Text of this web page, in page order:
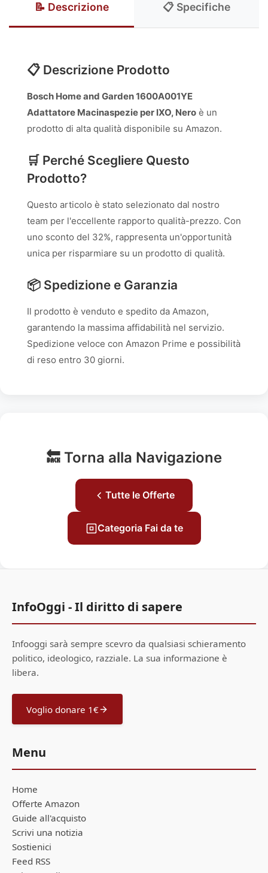
📝 Descrizione 📋 Specifiche
📋 Descrizione Prodotto
Bosch Home and Garden 1600A001YE
Adattatore Macinaspezie per IXO, Nero è un
prodotto di alta qualità disponibile su Amazon.
🛒 Perché Scegliere Questo
Prodotto?
Questo articolo è stato selezionato dal nostro
team per l'eccellente rapporto qualità-prezzo. Con
uno sconto del 32%, rappresenta un'opportunità
unica per risparmiare su un prodotto di qualità.
📦 Spedizione e Garanzia
Il prodotto è venduto e spedito da Amazon,
garantendo la massima affidabilità nel servizio.
Spedizione veloce con Amazon Prime e possibilità
di reso entro 30 giorni.
🔙 Torna alla Navigazione
Tutte le Offerte
Categoria Fai da te
InfoOggi - Il diritto di sapere
Infooggi sarà sempre scevro da qualsiasi schieramento
politico, ideologico, razziale. La sua informazione è
libera.
Voglio donare 1€
Menu
Home
Offerte Amazon
Guide all'acquisto
Scrivi una notizia
Sostienici
Feed RSS